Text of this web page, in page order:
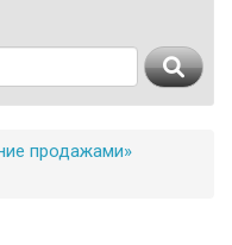
продажами»